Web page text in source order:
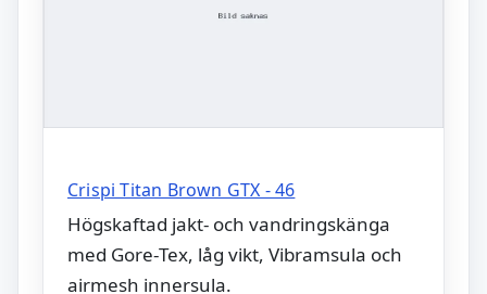
Crispi Titan Brown GTX - 46
Högskaftad jakt- och vandringskänga
med Gore‑Tex, låg vikt, Vibramsula och
airmesh innersula.